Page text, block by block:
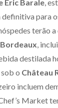
Eric Barale,
para
terão
Bordeaux,
destilada
o Château
incluem
Market